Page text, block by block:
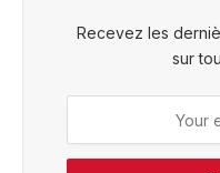
Recevez les
sur